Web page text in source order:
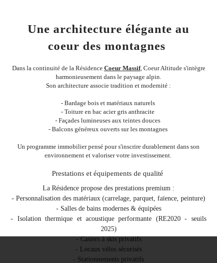
Une architecture élégante au
coeur des montagnes
Dans la continuité de la Résidence Coeur Massif, Coeur Altitude s'intègre
harmonieusement dans le paysage alpin.
Son architecture associe tradition et modernité :
- Bardage bois et matériaux naturels
- Toiture en bac acier gris anthracite
- Façades lumineuses aux teintes douces
- Balcons généreux ouverts sur les montagnes
Un programme immobilier pensé pour s'inscrire durablement dans son
environnement et valoriser votre investissement.
Prestations et équipements de qualité
La Résidence propose des prestations premium :
- Personnalisation des matériaux (carrelage, parquet, faïence, peinture)
- Salles de bains modernes & équipées
- Isolation thermique et acoustique performante (RE2020 - seuils
2025)
- Casiers à skis privatifs
- Locaux vélos sécurisés
- Stationnements privatifs